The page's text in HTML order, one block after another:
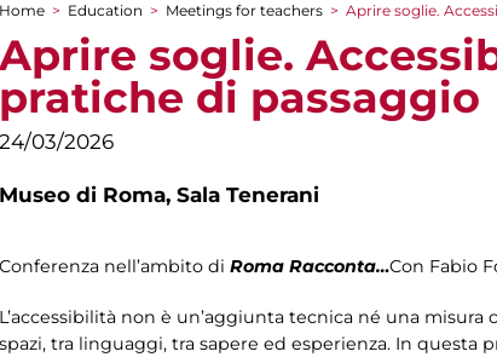
You are here
Home > Education > Meetings for teachers > Aprire soglie.
Aprire soglie.
pratiche di passaggio
24/03/2026
Museo di Roma, Sala Tenerani
Conferenza nell’ambito di Roma Racconta…Con Fabio
L’accessibilità non è un’aggiunta tecnica né una
spazi, tra linguaggi, tra sapere ed esperienza. In